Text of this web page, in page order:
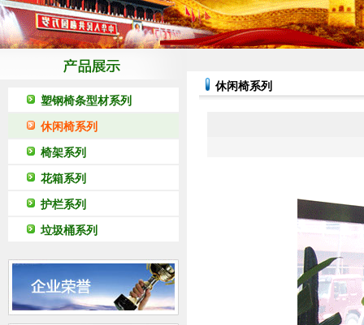
塑钢椅条型材系列
休闲椅系列
椅架系列
花箱系列
护栏系列
垃圾桶系列
休闲椅系列